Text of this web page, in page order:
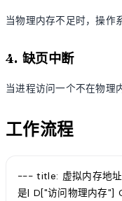
当物理内存不足时，操作
4. 缺页中断
当进程访问一个不在物理
工作流程
--- title: 虚拟内存地
是| D["访问物理内存"]